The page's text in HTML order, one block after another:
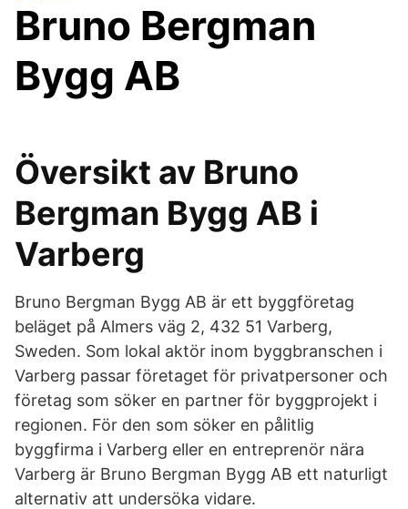
Bruno Bergman
Bygg AB
Översikt av Bruno
Bergman Bygg AB i
Varberg
Bruno Bergman Bygg AB är ett byggföretag
beläget på Almers väg 2, 432 51 Varberg,
Sweden. Som lokal aktör inom byggbranschen i
Varberg passar företaget för privatpersoner och
företag som söker en partner för byggprojekt i
regionen. För den som söker en pålitlig
byggfirma i Varberg eller en entreprenör nära
Varberg är Bruno Bergman Bygg AB ett naturligt
alternativ att undersöka vidare.